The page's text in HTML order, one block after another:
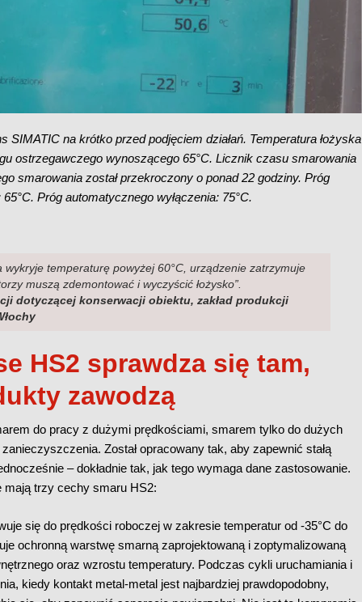
SIMATIC na krótko przed podjęciem działań. Temperatura łożyska
ostrzegawczego wynoszącego 65°C. Licznik czasu smarowania
smarowania został przekroczony o ponad 22 godziny. Próg
Próg automatycznego wyłączenia: 75°C.
wykryje temperaturę powyżej 60°C, urządzenie zatrzymuje
muszą zdemontować i wyczyścić łożysko”.
dotyczącej konserwacji obiektu, zakład produkcji
HS2 sprawdza się tam,
zawodzą
do pracy z dużymi prędkościami, smarem tylko do dużych
Został opracowany tak, aby zapewnić stałą
– dokładnie tak, jak tego wymaga dane zastosowanie.
trzy cechy smaru HS2:
się do prędkości roboczej w zakresie temperatur od -35°C do
ochronną warstwę smarną zaprojektowaną i zoptymalizowaną
oraz wzrostu temperatury. Podczas cykli uruchamiania i
kiedy kontakt metal-metal jest najbardziej prawdopodobny,